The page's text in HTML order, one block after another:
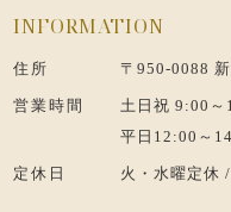
INFORMATION
住所 〒950-0088
営業時間
土日祝 9:00～
平日12:00～
定休日 火・水曜定休 /